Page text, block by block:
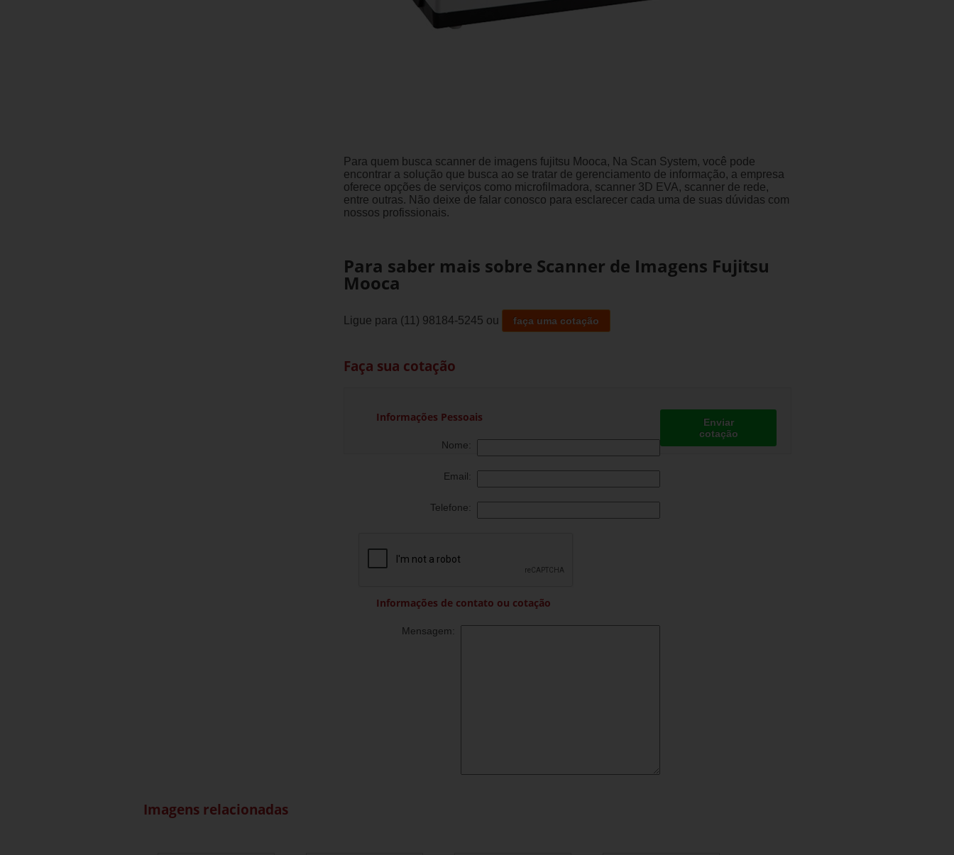
Para quem busca scanner de imagens fujitsu Mooca, Na Scan System, você pode
encontrar a solução que busca ao se tratar de gerenciamento de informação, a empresa
oferece opções de serviços como microfilmadora, scanner 3D EVA, scanner de rede,
entre outras. Não deixe de falar conosco para esclarecer cada uma de suas dúvidas com
nossos profissionais.
Para saber mais sobre Scanner de Imagens Fujitsu
Mooca
Ligue para (11) 98184-5245 ou faça uma cotação
Faça sua cotação
Informações Pessoais
Nome:
Email:
Telefone:
Informações de contato ou cotação
Mensagem:
Enviar
cotação
Imagens relacionadas